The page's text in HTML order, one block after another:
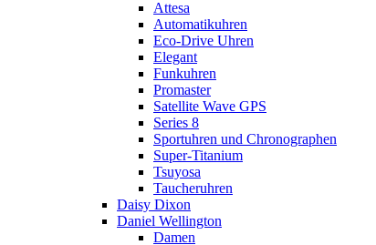
Attesa
Automatikuhren
Eco-Drive Uhren
Elegant
Funkuhren
Promaster
Satellite Wave GPS
Series 8
Sportuhren und Chronographen
Super-Titanium
Tsuyosa
Taucheruhren
Daisy Dixon
Daniel Wellington
Damen